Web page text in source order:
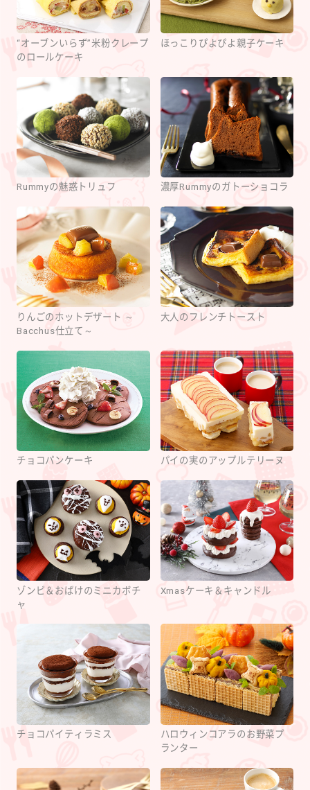
“オーブンいらず”米粉クレープ
のロールケーキ
ほっこりぴよぴよ親子ケーキ
Rummyの魅惑トリュフ 濃厚Rummyのガトーショコラ
りんごのホットデザート ～
Bacchus仕立て～
大人のフレンチトースト
チョコパンケーキ パイの実のアップルテリーヌ
ゾンビ＆おばけのミニカボチ
ャ
Xmasケーキ＆キャンドル
チョコパイティラミス
ハロウィンコアラのお野菜プ
ランター